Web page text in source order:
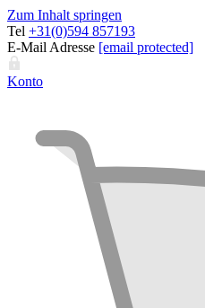
Zum Inhalt springen
Tel +31(0)594 857193
E-Mail Adresse [email protected]
Konto